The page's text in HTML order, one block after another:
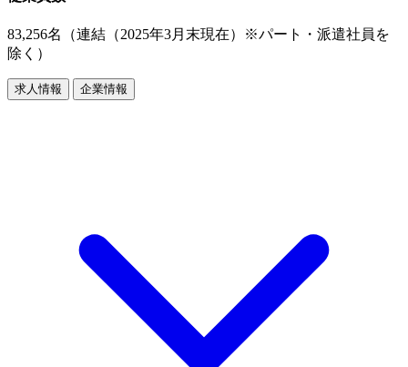
83,256名（連結（2025年3月末現在）※パート・派遣社員を
除く）
求人情報 企業情報